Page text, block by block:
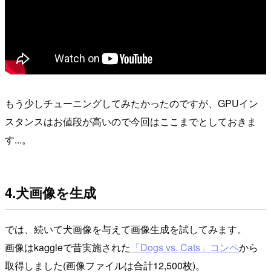
もう少しチューニングしてみたかったのですが、GPUイン
スタンスはお値段が高いので今回はここまでとしておきま
す...。
4.犬画像を生成
では、続いて犬画像を与えて画像生成を試してみます。
画像はkaggleで昔実施された 「Dogs vs. Cats」コンペから
取得しました(画像ファイルは合計12,500枚)。